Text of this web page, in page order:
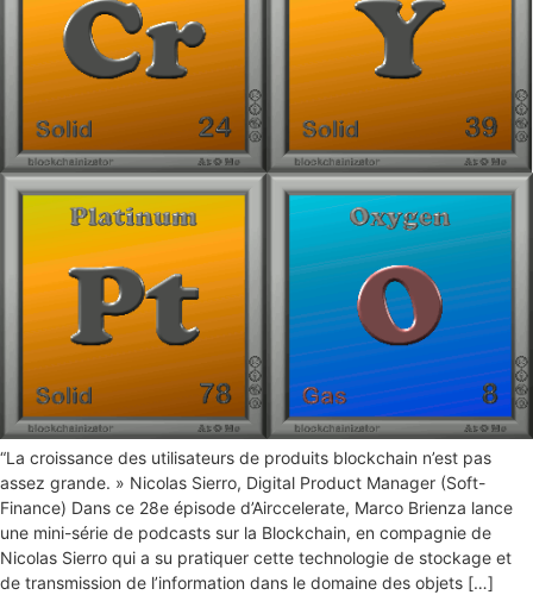
“La croissance des utilisateurs de produits blockchain n’est pas
assez grande. » Nicolas Sierro, Digital Product Manager (Soft-
Finance) Dans ce 28e épisode d’Airccelerate, Marco Brienza lance
une mini-série de podcasts sur la Blockchain, en compagnie de
Nicolas Sierro qui a su pratiquer cette technologie de stockage et
de transmission de l’information dans le domaine des objets […]